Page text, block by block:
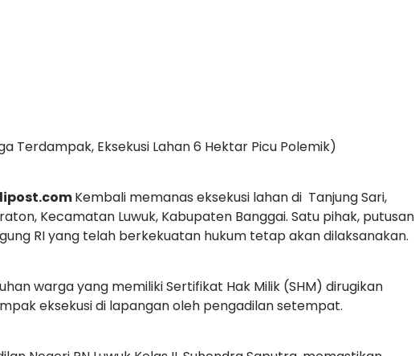
Terdampak, Eksekusi Lahan 6 Hektar Picu Polemik)
Kembali memanas eksekusi lahan di Tanjung Sari,
Kecamatan Luwuk, Kabupaten Banggai. Satu pihak, putusan
RI yang telah berkekuatan hukum tetap akan dilaksanakan.
warga yang memiliki Sertifikat Hak Milik (SHM) dirugikan
eksekusi di lapangan oleh pengadilan setempat.